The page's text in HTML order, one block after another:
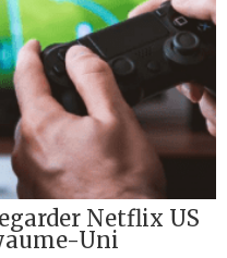
Netflix US
Uni